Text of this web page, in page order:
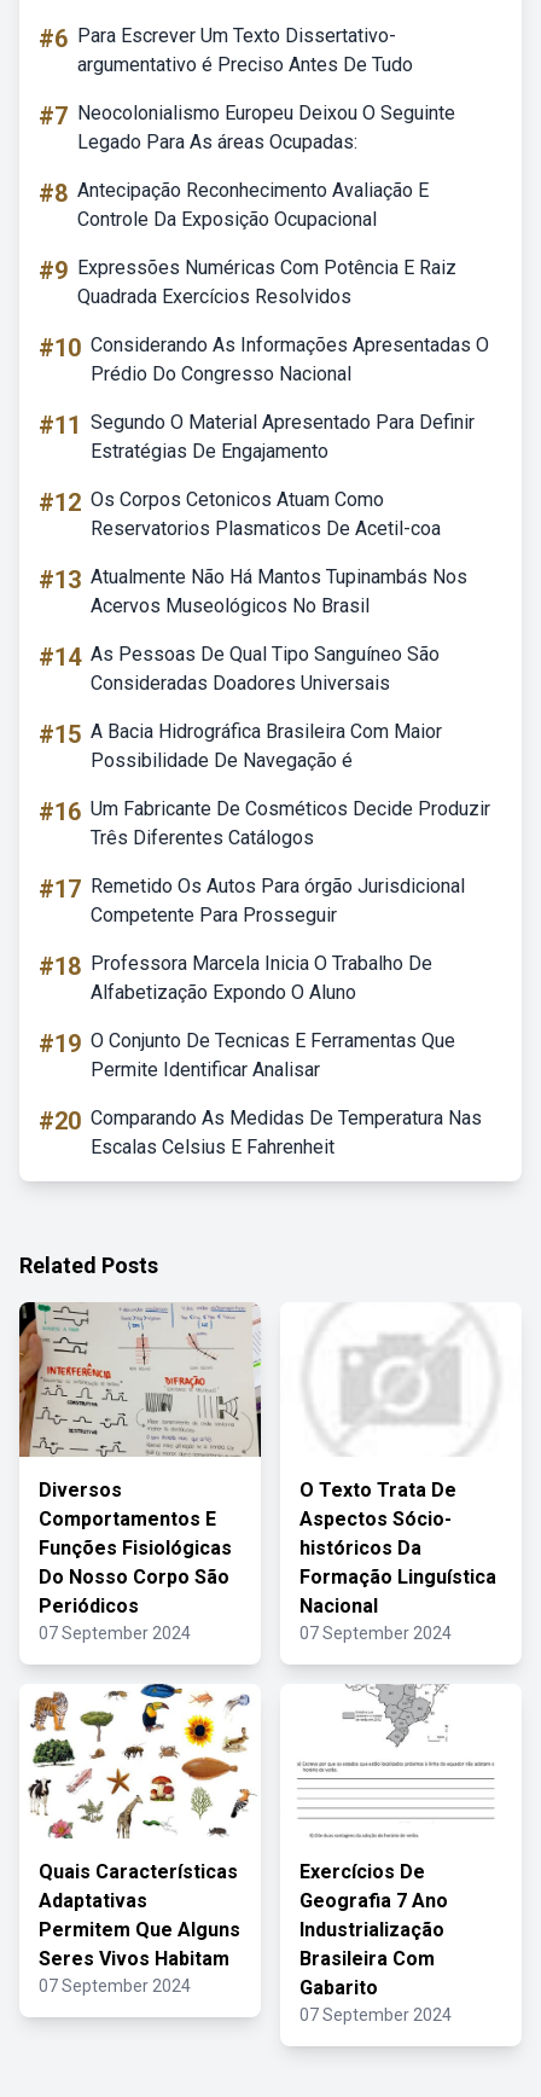
#6 Para Escrever Um Texto Dissertativo-
argumentativo é Preciso Antes De Tudo
#7 Neocolonialismo Europeu Deixou O Seguinte
Legado Para As áreas Ocupadas:
#8 Antecipação Reconhecimento Avaliação E
Controle Da Exposição Ocupacional
#9 Expressões Numéricas Com Potência E Raiz
Quadrada Exercícios Resolvidos
#10 Considerando As Informações Apresentadas O
Prédio Do Congresso Nacional
#11 Segundo O Material Apresentado Para Definir
Estratégias De Engajamento
#12 Os Corpos Cetonicos Atuam Como
Reservatorios Plasmaticos De Acetil-coa
#13 Atualmente Não Há Mantos Tupinambás Nos
Acervos Museológicos No Brasil
#14 As Pessoas De Qual Tipo Sanguíneo São
Consideradas Doadores Universais
#15 A Bacia Hidrográfica Brasileira Com Maior
Possibilidade De Navegação é
#16 Um Fabricante De Cosméticos Decide Produzir
Três Diferentes Catálogos
#17 Remetido Os Autos Para órgão Jurisdicional
Competente Para Prosseguir
#18 Professora Marcela Inicia O Trabalho De
Alfabetização Expondo O Aluno
#19 O Conjunto De Tecnicas E Ferramentas Que
Permite Identificar Analisar
#20 Comparando As Medidas De Temperatura Nas
Escalas Celsius E Fahrenheit
Related Posts
Diversos
Comportamentos E
Funções Fisiológicas
Do Nosso Corpo São
Periódicos
07 September 2024
O Texto Trata De
Aspectos Sócio-
históricos Da
Formação Linguística
Nacional
07 September 2024
Quais Características
Adaptativas
Permitem Que Alguns
Seres Vivos Habitam
07 September 2024
Exercícios De
Geografia 7 Ano
Industrialização
Brasileira Com
Gabarito
07 September 2024